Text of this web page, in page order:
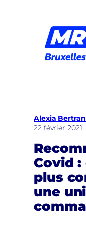
Alexia
22 février 2021
Covid
plus
une